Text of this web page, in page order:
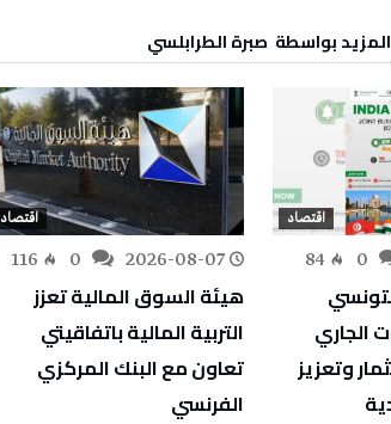
‫‫المزيد بواسطة‬ ‬ صبرة الطرابلسي
اقتصاد
84
في 20 أوت الجاري
وتعزيز
اقتصاد
2026-08-07
116
هيئة السوق المالية تعزز
التربية المالية باتفاقيتي
تعاون مع البنك المركزي
الفرنسي